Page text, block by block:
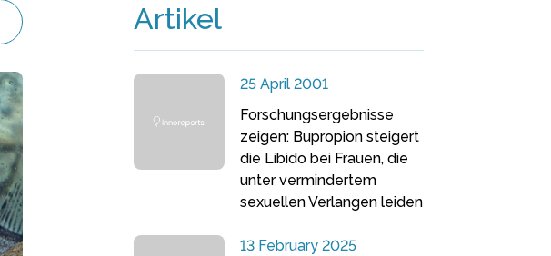
Artikel
25 April 2001
Forschungsergebnisse
zeigen: Bupropion steigert
die Libido bei Frauen, die
unter vermindertem
sexuellen Verlangen leiden
13 February 2025